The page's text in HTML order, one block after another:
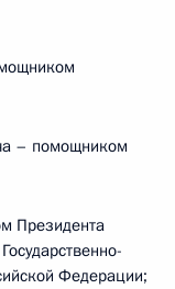
– помощником
Президента
Федерации;